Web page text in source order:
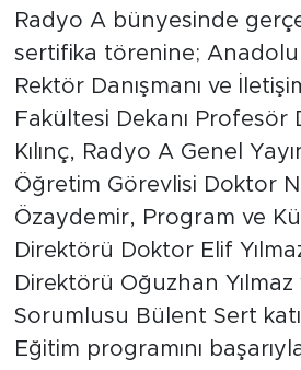
Radyo A bünyesinde
sertifika törenine; Anadolu
Rektör Danışmanı ve
Fakültesi Dekanı Profesör
Kılınç, Radyo A Genel
Öğretim Görevlisi Doktor
Özaydemir, Program ve
Direktörü Doktor Elif
Direktörü Oğuzhan
Sorumlusu Bülent Sert
Eğitim programını